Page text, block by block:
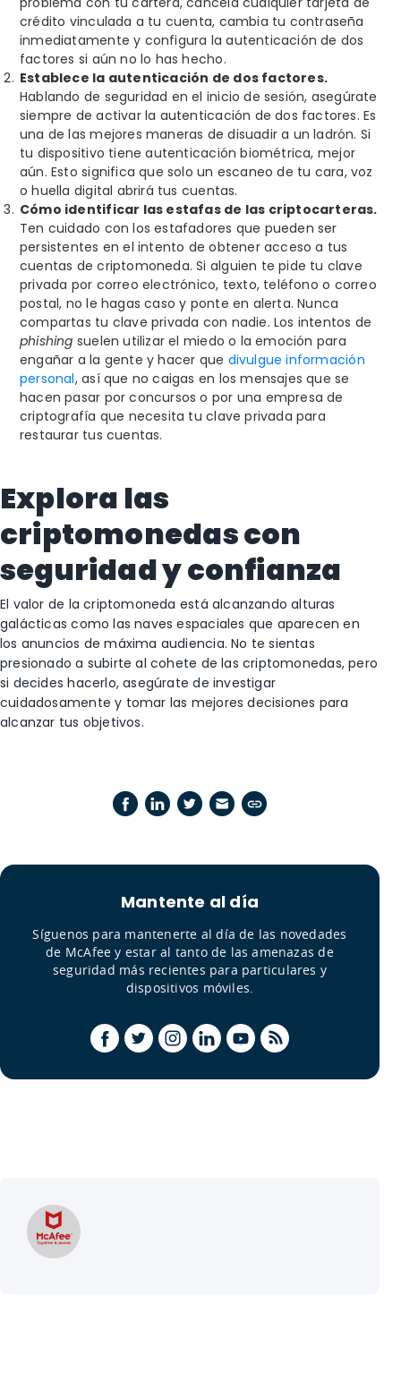
crédito vinculada a tu cuenta, cambia tu contraseña
inmediatamente y configura la autenticación de dos
factores si aún no lo has hecho.
Establece la autenticación de dos factores.
Hablando de seguridad en el inicio de sesión, asegúrate
siempre de activar la autenticación de dos factores. Es
una de las mejores maneras de disuadir a un ladrón. Si
tu dispositivo tiene autenticación biométrica, mejor
aún. Esto significa que solo un escaneo de tu cara, voz
o huella digital abrirá tus cuentas.
Cómo identificar las estafas de las criptocarteras.
Ten cuidado con los estafadores que pueden ser
persistentes en el intento de obtener acceso a tus
cuentas de criptomoneda. Si alguien te pide tu clave
privada por correo electrónico, texto, teléfono o correo
postal, no le hagas caso y ponte en alerta. Nunca
compartas tu clave privada con nadie. Los intentos de
phishing suelen utilizar el miedo o la emoción para
engañar a la gente y hacer que divulgue información
personal, así que no caigas en los mensajes que se
hacen pasar por concursos o por una empresa de
criptografía que necesita tu clave privada para
restaurar tus cuentas.
Explora las
criptomonedas con
seguridad y confianza
El valor de la criptomoneda está alcanzando alturas
galácticas como las naves espaciales que aparecen en
los anuncios de máxima audiencia. No te sientas
presionado a subirte al cohete de las criptomonedas, pero
si decides hacerlo, asegúrate de investigar
cuidadosamente y tomar las mejores decisiones para
alcanzar tus objetivos.
Mantente al día
Síguenos para mantenerte al día de las novedades
de McAfee y estar al tanto de las amenazas de
seguridad más recientes para particulares y
dispositivos móviles.